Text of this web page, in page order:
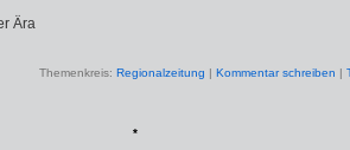
Ära
Themenkreis: Regionalzeitung | Kommentar schreiben |
*